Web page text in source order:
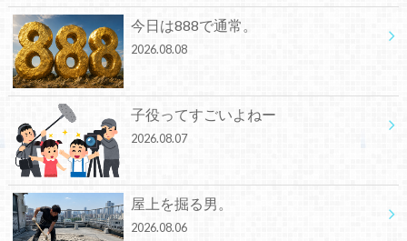
今日は888で通常。
2026.08.08
子役ってすごいよねー
2026.08.07
屋上を掘る男。
2026.08.06